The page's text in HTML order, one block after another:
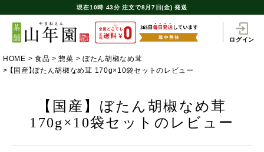
現在10時 43分 注文で8月7日(金) 発送
ログイン
HOME 食品 惣菜
ぼたん胡椒なめ茸
【国産】ぼたん胡椒なめ茸 170g×10袋セットのレビュー
【国産】ぼたん胡椒なめ茸
170g×10袋セットのレビュー